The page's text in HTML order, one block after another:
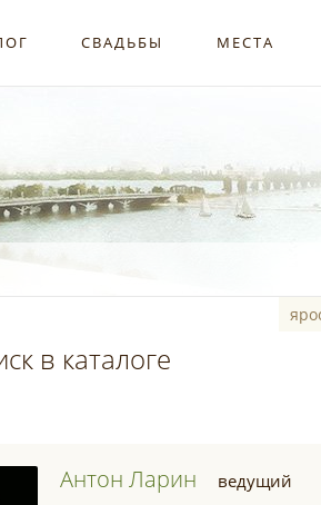
СВАДЬБЫ МЕСТА
в каталоге
Антон Ларин
ведущий